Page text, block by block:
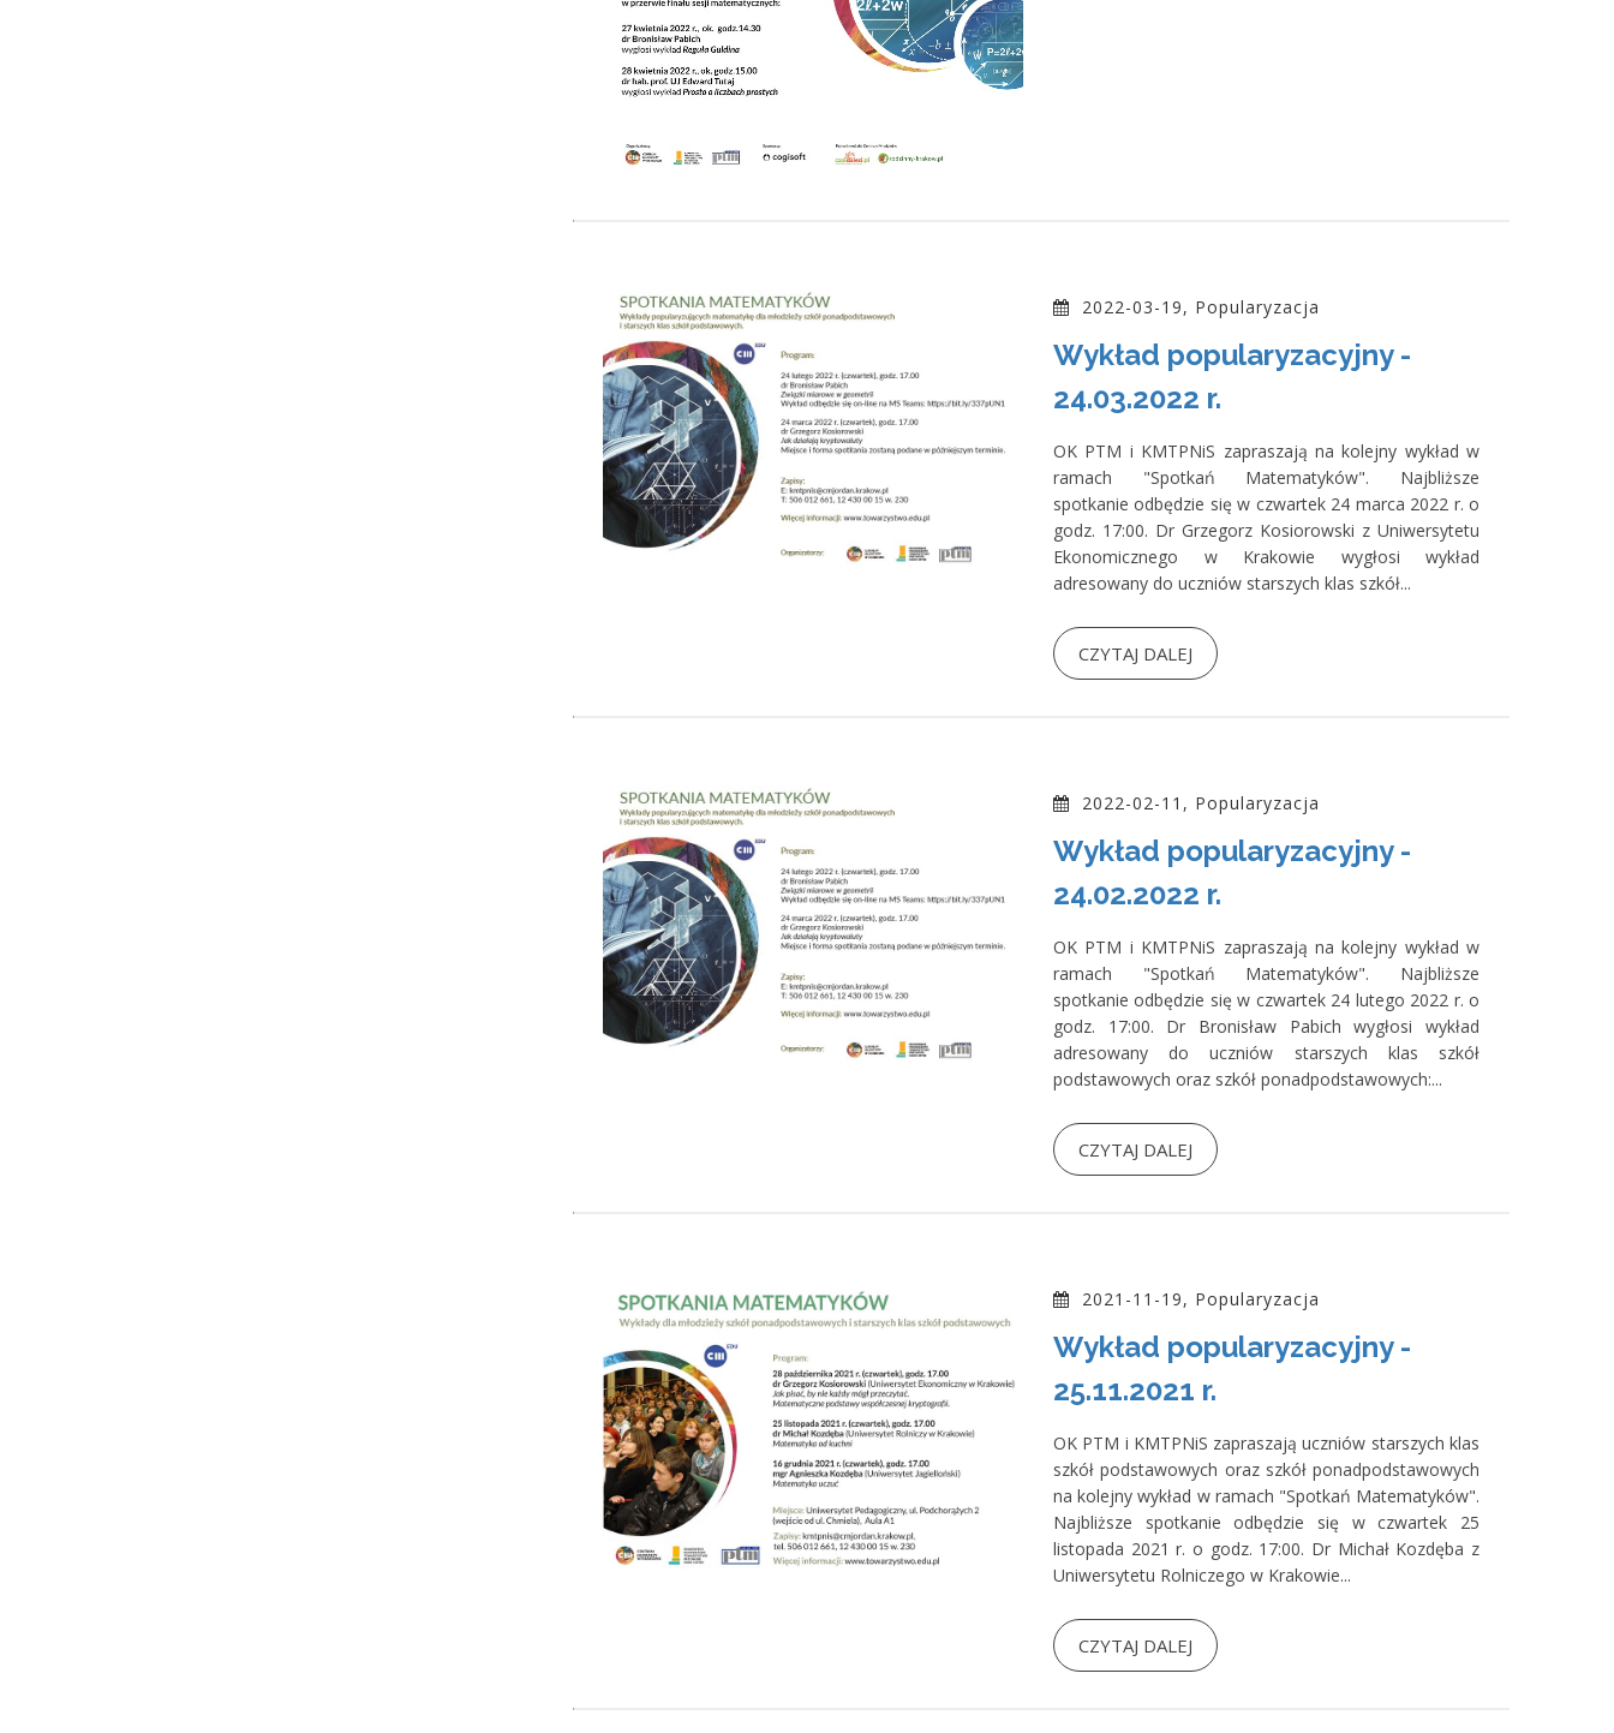
2022-03-19, Popularyzacja
Wykład popularyzacyjny -
24.03.2022 r.
OK PTM i KMTPNiS zapraszają na kolejny wykład w
ramach "Spotkań Matematyków". Najbliższe
spotkanie odbędzie się w czwartek 24 marca 2022 r. o
godz. 17:00. Dr Grzegorz Kosiorowski z Uniwersytetu
Ekonomicznego w Krakowie wygłosi wykład
adresowany do uczniów starszych klas szkół...
CZYTAJ DALEJ
2022-02-11, Popularyzacja
Wykład popularyzacyjny -
24.02.2022 r.
OK PTM i KMTPNiS zapraszają na kolejny wykład w
ramach "Spotkań Matematyków". Najbliższe
spotkanie odbędzie się w czwartek 24 lutego 2022 r. o
godz. 17:00. Dr Bronisław Pabich wygłosi wykład
adresowany do uczniów starszych klas szkół
podstawowych oraz szkół ponadpodstawowych:...
CZYTAJ DALEJ
2021-11-19, Popularyzacja
Wykład popularyzacyjny -
25.11.2021 r.
OK PTM i KMTPNiS zapraszają uczniów starszych klas
szkół podstawowych oraz szkół ponadpodstawowych
na kolejny wykład w ramach "Spotkań Matematyków".
Najbliższe spotkanie odbędzie się w czwartek 25
listopada 2021 r. o godz. 17:00. Dr Michał Kozdęba z
Uniwersytetu Rolniczego w Krakowie...
CZYTAJ DALEJ